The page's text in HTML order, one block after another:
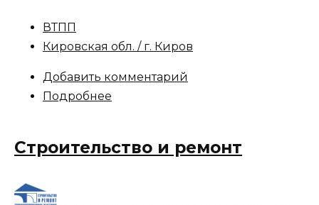
ВТПП
Кировская обл. / г. Киров
Добавить комментарий
Подробнее
Строительство и ремонт